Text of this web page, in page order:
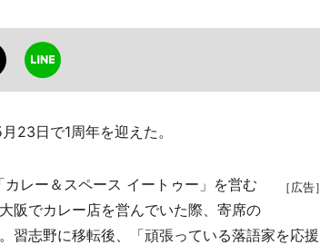
23日で1周年を迎えた。
［広告］
レー＆スペース イートゥー」を営む
阪でカレー店を営んでいた際、寄席の
習志野に移転後、「頑張っている落語家を応援